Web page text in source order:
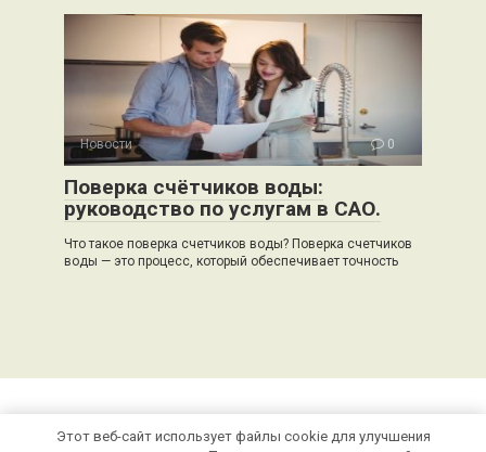
Новости 0
Поверка счётчиков воды:
руководство по услугам в САО.
Что такое поверка счетчиков воды? Поверка счетчиков
воды — это процесс, который обеспечивает точность
© 2026 stroivector.ru
Этот веб-сайт использует файлы cookie для улучшения